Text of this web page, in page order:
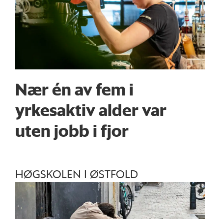
Nær én av fem i
yrkesaktiv alder var
uten jobb i fjor
HØGSKOLEN I ØSTFOLD